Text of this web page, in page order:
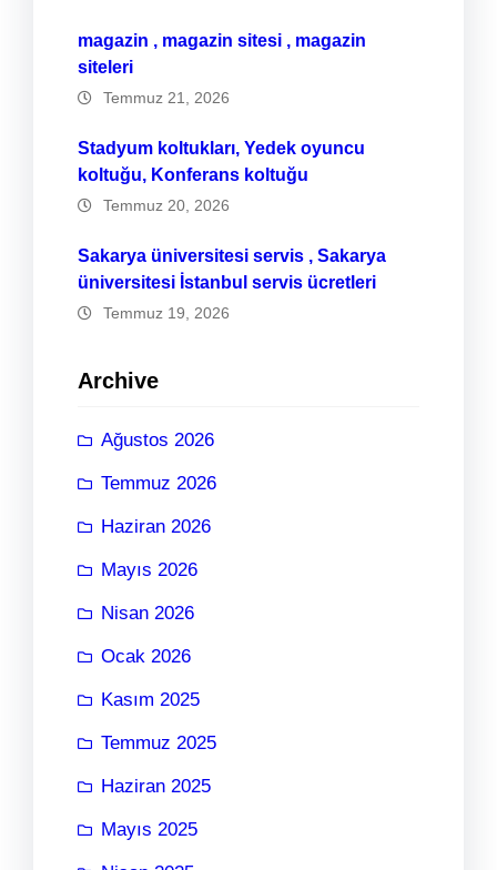
magazin , magazin sitesi , magazin
siteleri
Temmuz 21, 2026
Stadyum koltukları, Yedek oyuncu
koltuğu, Konferans koltuğu
Temmuz 20, 2026
Sakarya üniversitesi servis , Sakarya
üniversitesi İstanbul servis ücretleri
Temmuz 19, 2026
Archive
Ağustos 2026
Temmuz 2026
Haziran 2026
Mayıs 2026
Nisan 2026
Ocak 2026
Kasım 2025
Temmuz 2025
Haziran 2025
Mayıs 2025